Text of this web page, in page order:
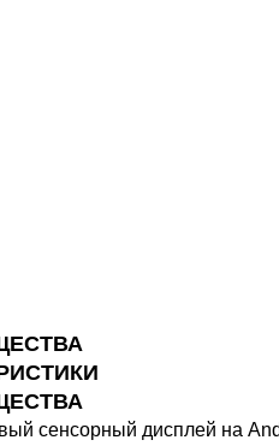
сенсорный дисплей на